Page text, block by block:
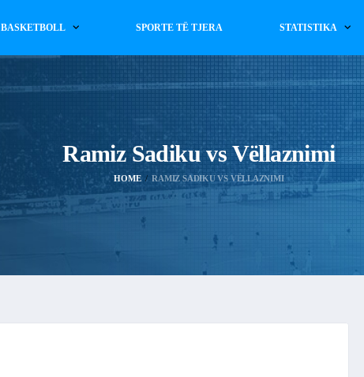
BASKETBOLL SPORTE TË TJERA STATISTIKA
Ramiz Sadiku vs Vëllaznimi
HOME RAMIZ SADIKU VS VËLLAZNIMI